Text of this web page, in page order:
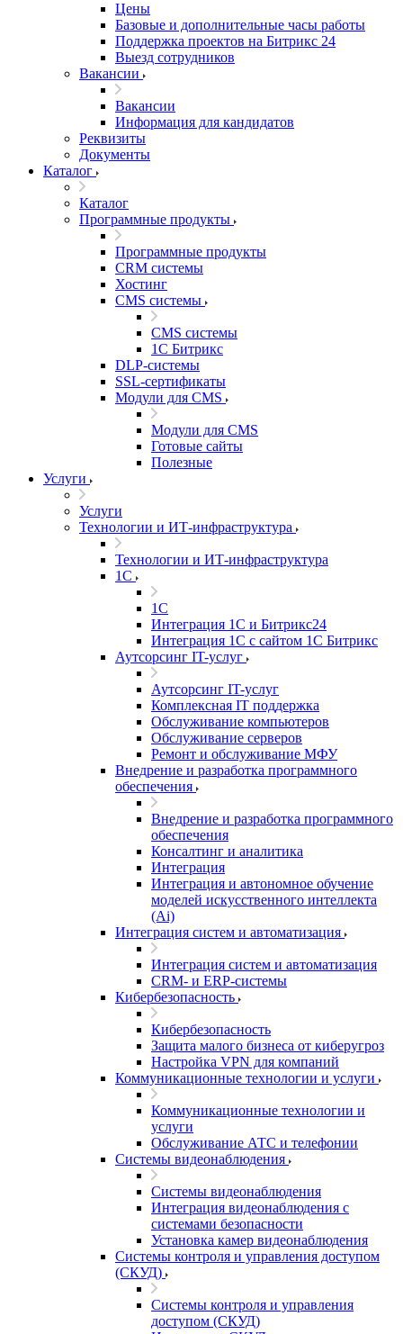
Цены
Базовые и дополнительные часы работы
Поддержка проектов на Битрикс 24
Выезд сотрудников
Вакансии
Вакансии
Информация для кандидатов
Реквизиты
Документы
Каталог
Каталог
Программные продукты
Программные продукты
CRM системы
Хостинг
CMS системы
CMS системы
1С Битрикс
DLP‑системы
SSL-сертификаты
Модули для CMS
Модули для CMS
Готовые сайты
Полезные
Услуги
Услуги
Технологии и ИТ-инфраструктура
Технологии и ИТ-инфраструктура
1С
1С
Интеграция 1С и Битрикс24
Интеграция 1С с сайтом 1С Битрикс
Аутсорсинг IT-услуг
Аутсорсинг IT-услуг
Комплексная IT поддержка
Обслуживание компьютеров
Обслуживание серверов
Ремонт и обслуживание МФУ
Внедрение и разработка программного
обеспечения
Внедрение и разработка программного
обеспечения
Консалтинг и аналитика
Интеграция
Интеграция и автономное обучение
моделей искусственного интеллекта
(Ai)
Интеграция систем и автоматизация
Интеграция систем и автоматизация
CRM- и ERP-системы
Кибербезопасность
Кибербезопасность
Защита малого бизнеса от киберугроз
Настройка VPN для компаний
Коммуникационные технологии и услуги
Коммуникационные технологии и
услуги
Обслуживание АТС и телефонии
Системы видеонаблюдения
Системы видеонаблюдения
Интеграция видеонаблюдения с
системами безопасности
Установка камер видеонаблюдения
Системы контроля и управления доступом
(СКУД)
Системы контроля и управления
доступом (СКУД)